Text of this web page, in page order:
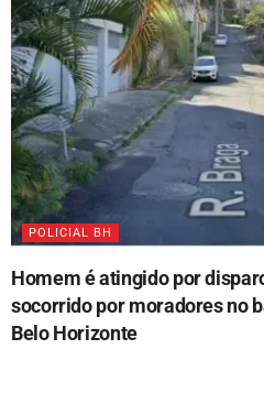
POLICIAL BH
Homem é atingido por
socorrido por moradores no
Belo Horizonte